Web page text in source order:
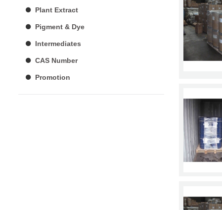
Plant Extract
Pigment & Dye
Intermediates
CAS Number
Promotion